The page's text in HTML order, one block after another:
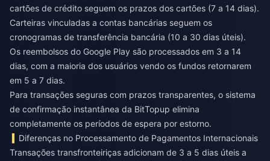
cartões de crédito seguem os prazos dos cartões (7 a 14 dias).
Carteiras vinculadas a contas bancárias seguem os
cronogramas de transferência bancária (10 a 30 dias úteis).
Os reembolsos do Google Play são processados em 3 a 14
dias, com a maioria dos usuários vendo os fundos retornarem
em 5 a 7 dias.
Para transações seguras com prazos transparentes, o sistema
de confirmação instantânea da BitTopup elimina
completamente os períodos de espera por estorno.
Diferenças no Processamento de Pagamentos Internacionais
Transações transfronteiriças adicionam de 3 a 5 dias úteis a